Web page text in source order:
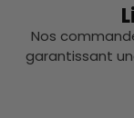
Nos
garantissant